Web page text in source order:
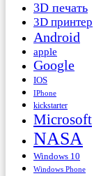
3D печать
3D принтер
Android
apple
Google
IOS
IPhone
kickstarter
Microsoft
NASA
Windows 10
Windows Phone